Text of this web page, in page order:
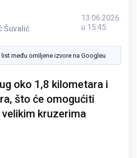
Šuvalić
13.06.2026.
u 15:45
među omiljene izvore na Googleu
oko 1,8 kilometara i
što će omogućiti
kruzerima